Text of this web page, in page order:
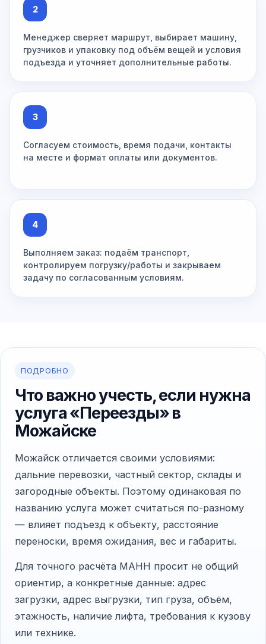
2
Менеджер сверяет маршрут, выбирает машину,
грузчиков и упаковку под объём вещей и условия
подъезда и уточняет дополнительные работы.
3
Согласуем стоимость, время подачи, контакты
на месте и формат оплаты или документов.
4
Выполняем заказ: подаём транспорт,
контролируем погрузку/работы и закрываем
задачу по согласованным условиям.
ПОДРОБНО
Что важно учесть, если нужна
услуга «Переезды» в
Можайске
Можайск отличается своими условиями:
дальние перевозки, частный сектор, склады и
загородные объекты. Поэтому одинаковая по
названию услуга может считаться по-разному
— влияет подъезд к объекту, расстояние
переноски, время ожидания, вес и габариты.
Для точного расчёта МАНН просит не общий
ориентир, а конкретные данные: адрес
загрузки, адрес выгрузки, тип груза, объём,
этажность, наличие лифта, требования к кузову
или технике.